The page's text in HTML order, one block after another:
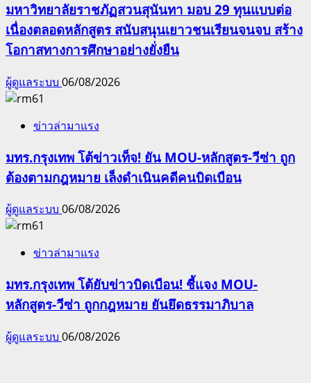
มหาวิทยาลัยราชภัฏสวนสุนันทา มอบ 29 ทุนแบบต่อ
เนื่องตลอดหลักสูตร สนับสนุนเยาวชนเรียนจนจบ สร้าง
โอกาสทางการศึกษาอย่างยั่งยืน
ผู้ดูแลระบบ 06/08/2026
ข่าวล่ามาแรง
มทร.กรุงเทพ โต้ข่าวเท็จ! ยัน MOU-หลักสูตร-วีซ่า ถูก
ต้องตามกฎหมาย เล็งดำเนินคดีคนบิดเบือน
ผู้ดูแลระบบ 06/08/2026
ข่าวล่ามาแรง
มทร.กรุงเทพ โต้ยับข่าวบิดเบือน! ชี้แจง MOU-
หลักสูตร-วีซ่า ถูกกฎหมาย ยันยึดธรรมาภิบาล
ผู้ดูแลระบบ 06/08/2026